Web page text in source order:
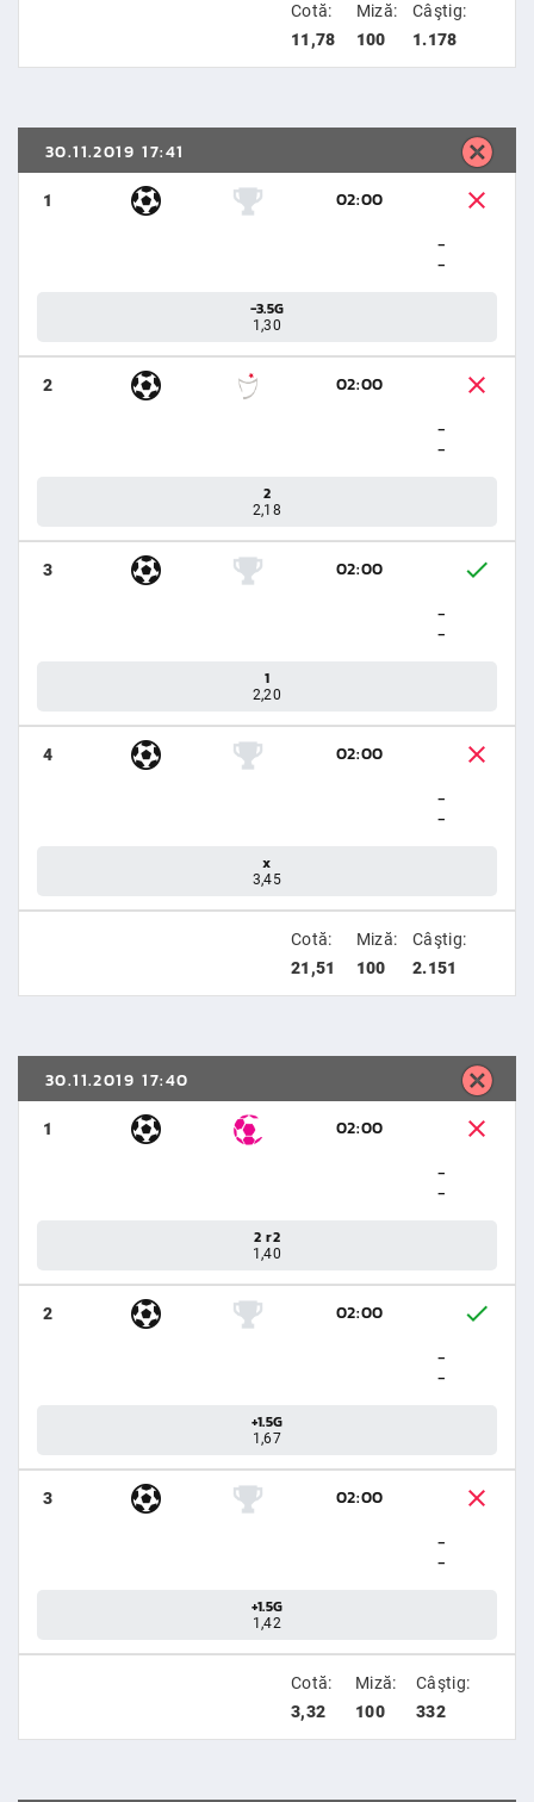
Cotă:
11,78
Miză:
100
Câştig:
1.178
30.11.2019 17:41
1
02:00
-
-
-3.5G
1,30
2
02:00
-
-
2
2,18
3
02:00
-
-
1
2,20
4
02:00
-
-
x
3,45
Cotă:
21,51
Miză:
100
Câştig:
2.151
30.11.2019 17:40
1
02:00
-
-
2 r2
1,40
2
02:00
-
-
+1.5G
1,67
3
02:00
-
-
+1.5G
1,42
Cotă:
3,32
Miză:
100
Câştig:
332